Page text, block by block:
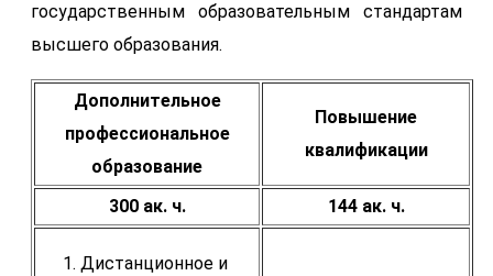
государственным образовательным стандартам
высшего образования.
Дополнительное
профессиональное
образование
Повышение
квалификации
300 ак. ч. 144 ак. ч.
Дистанционное и